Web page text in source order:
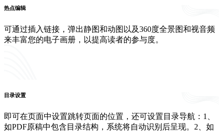
热点编辑
可通过插入链接，弹出静图和动图以及360度全景图和视音频
来丰富您的电子画册，以提高读者的参与度。
目录设置
即可在页面中设置跳转页面的位置，还可设置目录导航：1、
如PDF原稿中包含目录结构，系统将自动识别后呈现。2、如